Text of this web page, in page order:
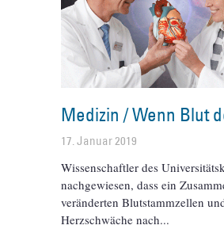
Medizin / Wenn Blut
17. Januar 2019
Wissenschaftler des
nachgewiesen, dass ein
veränderten Blutstammzellen
Herzschwäche nach